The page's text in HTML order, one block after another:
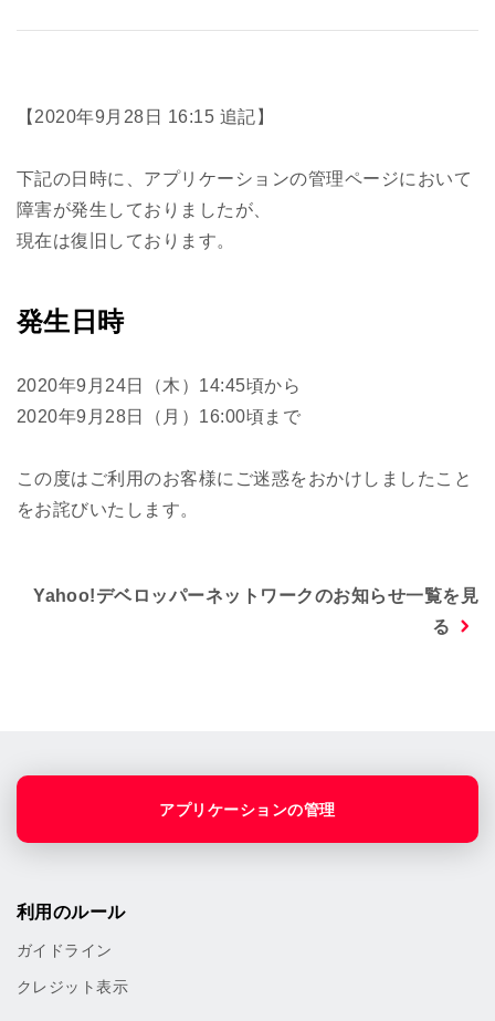
【2020年9月28日 16:15 追記】
下記の日時に、アプリケーションの管理ページにおいて
障害が発生しておりましたが、
現在は復旧しております。
発生日時
2020年9月24日（木）14:45頃から
2020年9月28日（月）16:00頃まで
この度はご利用のお客様にご迷惑をおかけしましたこと
をお詫びいたします。
Yahoo!デベロッパーネットワークのお知らせ一覧を見
る
アプリケーションの管理
利用のルール
ガイドライン
クレジット表示